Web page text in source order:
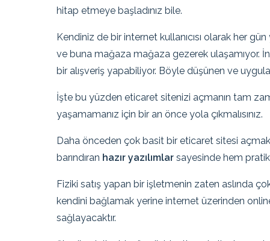
hitap etmeye başladınız bile.
Kendiniz de bir internet kullanıcısı olarak her
ve buna mağaza mağaza gezerek ulaşamıyor.
bir alışveriş yapabiliyor. Böyle düşünen ve
İşte bu yüzden eticaret sitenizi açmanın tam
yaşamamanız için bir an önce yola çıkmalısınız.
Daha önceden çok basit bir eticaret sitesi
barındıran hazır yazılımlar sayesinde hem
Fiziki satış yapan bir işletmenin zaten aslında
kendini bağlamak yerine internet üzerinden
sağlayacaktır.